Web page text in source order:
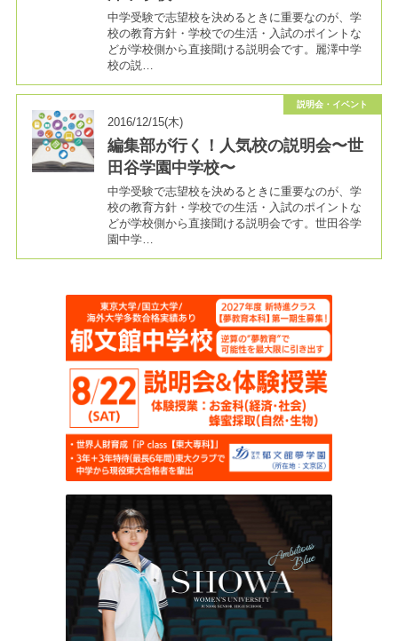
中学受験で志望校を決めるときに重要なのが、学
校の教育方針・学校での生活・入試のポイントな
どが学校側から直接聞ける説明会です。麗澤中学
校の説…
説明会・イベント
2016/12/15(木)
編集部が行く！人気校の説明会〜世
田谷学園中学校〜
中学受験で志望校を決めるときに重要なのが、学
校の教育方針・学校での生活・入試のポイントな
どが学校側から直接聞ける説明会です。世田谷学
園中学…